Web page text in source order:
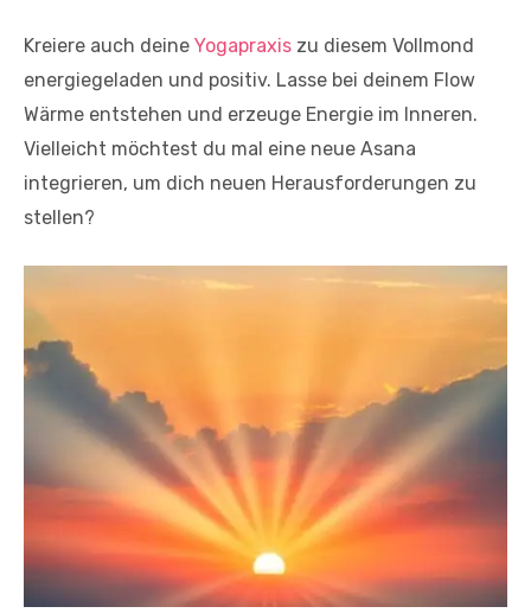
Kreiere auch deine Yogapraxis zu diesem Vollmond
energiegeladen und positiv. Lasse bei deinem Flow
Wärme entstehen und erzeuge Energie im Inneren.
Vielleicht möchtest du mal eine neue Asana
integrieren, um dich neuen Herausforderungen zu
stellen?